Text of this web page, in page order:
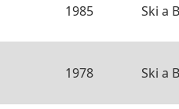
1985 Ski a
1978 Ski a